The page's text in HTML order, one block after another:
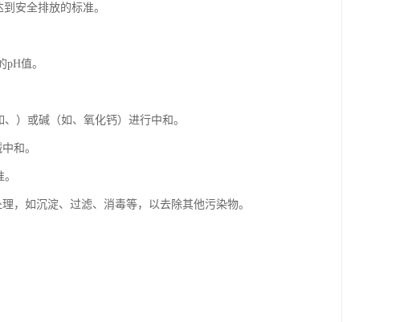
安全排放的标准。
值。
）或碱（如、氧化钙）进行中和。
和。
，如沉淀、过滤、消毒等，以去除其他污染物。